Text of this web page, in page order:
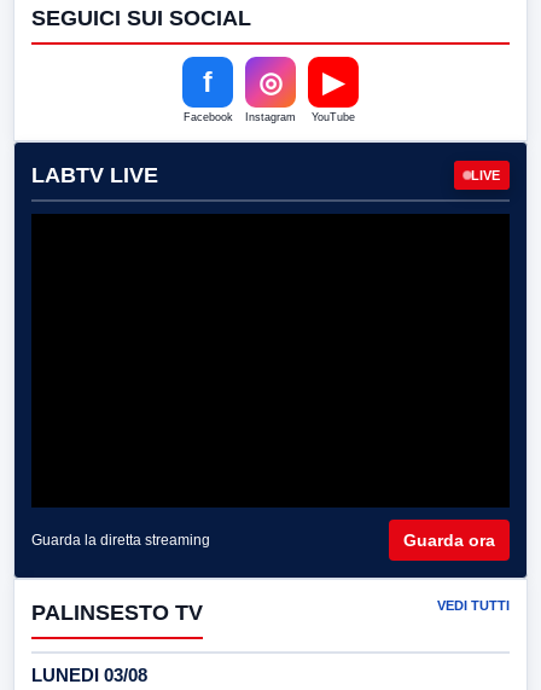
SEGUICI SUI SOCIAL
f
Facebook
◎
Instagram
▶
YouTube
LABTV LIVE LIVE
Guarda la diretta streaming Guarda ora
PALINSESTO TV VEDI TUTTI
LUNEDI 03/08